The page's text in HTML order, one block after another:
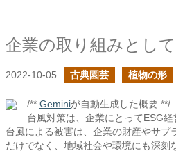
2022-10-05 古典園芸 植物の形
/** Geminiが自動生成した概要 **/
台風対策は、企業にとってESG経
台風による被害は、企業の財産やサプ
だけでなく、地域社会や環境にも深刻